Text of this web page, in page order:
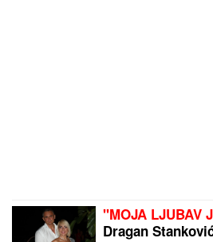
"MOJA LJUBAV
Dragan